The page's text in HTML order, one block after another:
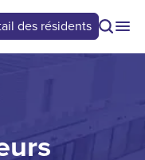
des résidents